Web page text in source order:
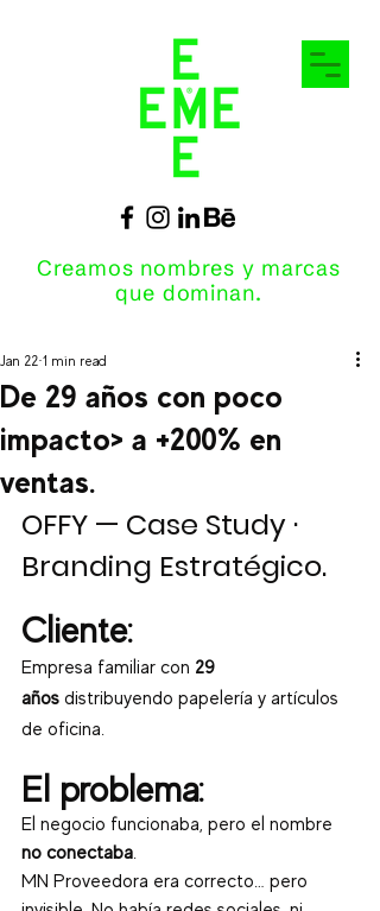
Creamos nombres y marcas
que dominan.
De 29 años con poco
impacto> a +200% en
ventas.
Jan 22 1 min read
OFFY — Case Study ·
Branding Estratégico.
Cliente:
Empresa familiar con 29
años distribuyendo papelería y artículos
de oficina.
El problema:
El negocio funcionaba, pero el nombre
no conectaba.
MN Proveedora era correcto… pero